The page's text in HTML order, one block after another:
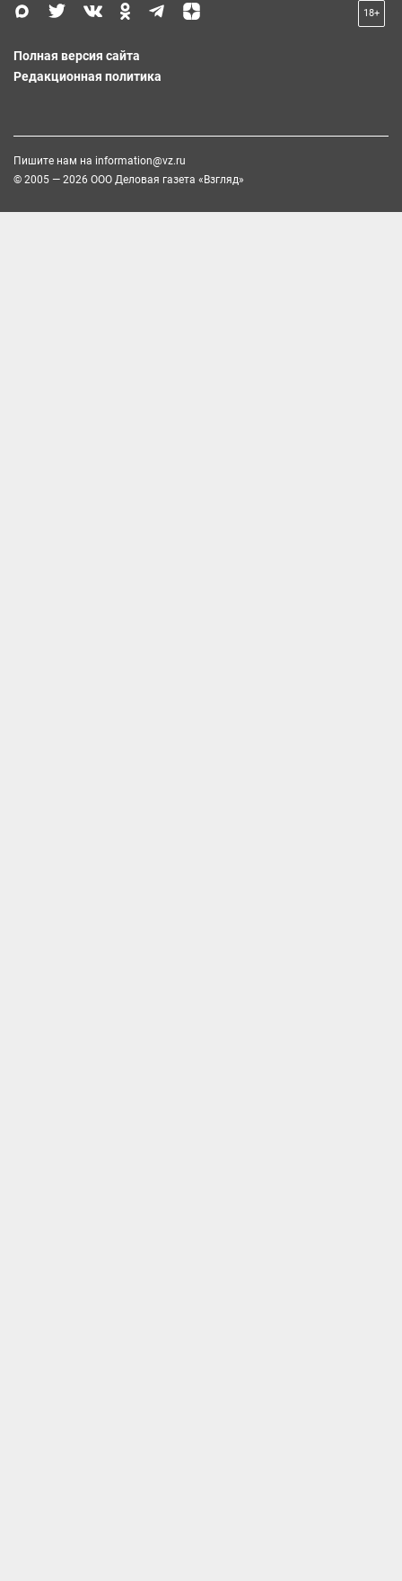
18+
Полная версия сайта
Редакционная политика
Пишите нам на information@vz.ru
© 2005 — 2026 ООО Деловая газета «Взгляд»